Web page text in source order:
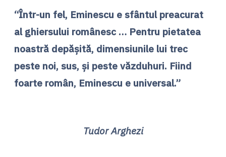
“Într-un fel, Eminescu e sfântul preacurat
al ghiersului românesc … Pentru pietatea
noastră depăşită, dimensiunile lui trec
peste noi, sus, şi peste văzduhuri. Fiind
foarte român, Eminescu e universal.”
Tudor Arghezi